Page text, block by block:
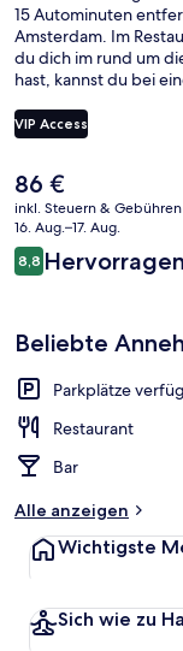
15 Autominuten
Amsterdam. Im
du dich im rund um
hast, kannst du bei
ebenfalls zum
hilfsbereite Personal
VIP Access
Der
aktuelle
Preis
beträgt
86 €.
86 €
inkl. Steuern & Gebühren
16. Aug.–17. Aug.
Bewertungen
8,88,8 von 10.
Beliebte
Parkplätze
Restaurant
Bar
Alle anzeigen
Wichtigste
Sich wie zu